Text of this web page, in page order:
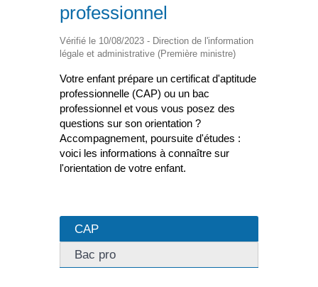
professionnel
Vérifié le 10/08/2023 - Direction de l'information
légale et administrative (Première ministre)
Votre enfant prépare un certificat d'aptitude
professionnelle (CAP) ou un bac
professionnel et vous vous posez des
questions sur son orientation ?
Accompagnement, poursuite d'études :
voici les informations à connaître sur
l'orientation de votre enfant.
CAP
Bac pro